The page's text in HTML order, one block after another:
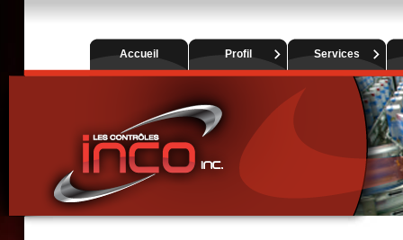
Accueil Profil Services